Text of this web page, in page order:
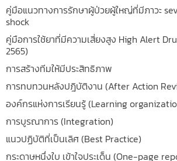
คู่มือแนวทางการรักษาผู้ป่วยผู้ใหญ่ที่มีภาวะ
shock
คู่มือการใช้ยาที่มีความเสี่ยงสูง High Alert
2565)
การสร้างทีมให้มีประสิทธิภาพ
การทบทวนหลังปฎิบัติงาน (After Action
องค์กรแห่งการเรียนรู้ (Learning
การบูรณาการ (Integration)
แนวปฏิบัติที่เป็นเลิศ (Best Practice)
กระดาษหนึ่งใบ เข้าใจประเด็น (One-page